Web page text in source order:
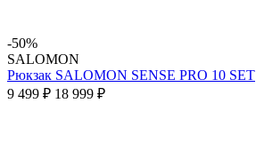
-50%
SALOMON
Рюкзак SALOMON SENSE PRO 10 SET
9 499 ₽ 18 999 ₽